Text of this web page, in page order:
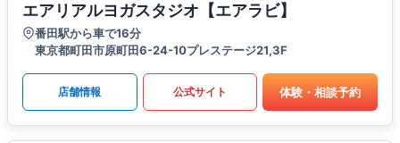
エアリアルヨガスタジオ【エアラビ】
番田駅から車で16分
東京都町田市原町田6-24-10プレステージ21,3F
店舗情報 公式サイト 体験・相談予約